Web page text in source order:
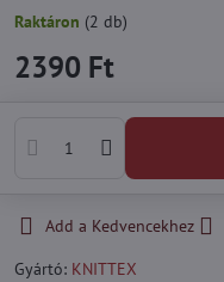
Raktáron (2 db)
2390 Ft
Add a Kedvencekhez
Gyártó: KNITTEX